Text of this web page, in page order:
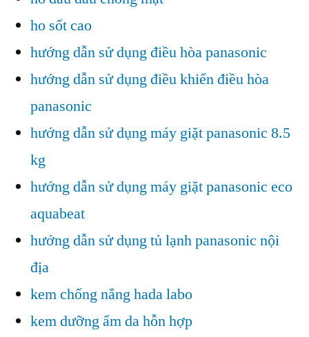
ho sốt cao
hướng dẫn sử dụng điều hòa panasonic
hướng dẫn sử dụng điều khiển điều hòa
panasonic
hướng dẫn sử dụng máy giặt panasonic 8.5
kg
hướng dẫn sử dụng máy giặt panasonic eco
aquabeat
hướng dẫn sử dụng tủ lạnh panasonic nội
địa
kem chống nắng hada labo
kem dưỡng ẩm da hỗn hợp